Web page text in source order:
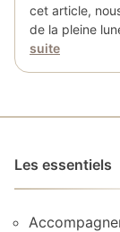
cet article,
de la pleine
suite
Les essentiels